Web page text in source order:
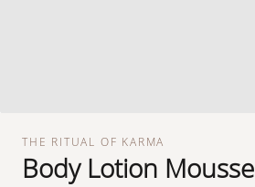
THE RITUAL OF KARMA
Body Lotion Mousse